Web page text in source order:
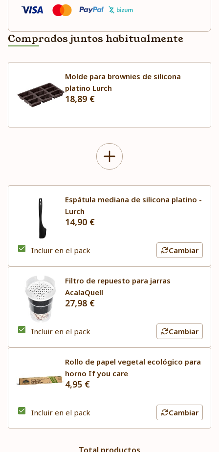
Comprados juntos habitualmente
Molde para brownies de silicona
platino Lurch
18,89 €
Espátula mediana de silicona platino -
Lurch
14,90 €
Incluir en el pack Cambiar
Filtro de repuesto para jarras
AcalaQuell
27,98 €
Incluir en el pack Cambiar
Rollo de papel vegetal ecológico para
horno If you care
4,95 €
Incluir en el pack Cambiar